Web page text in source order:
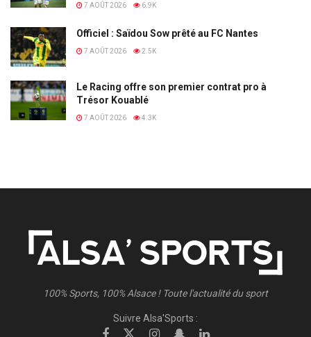
7 AOÛT 2026 6.9K
Officiel : Saïdou Sow prêté au FC Nantes
7 AOÛT 2026 2.5K
Le Racing offre son premier contrat pro à
Trésor Kouablé
7 AOÛT 2026 4.3K
100% Sports, 100% Alsace ! Toute l'actualité du sport
Suivre Alsa'Sports :